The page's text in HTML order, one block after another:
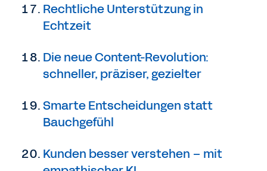
Rechtliche Unterstützung in
Echtzeit
Die neue Content-Revolution:
schneller, präziser, gezielter
Smarte Entscheidungen statt
Bauchgefühl
Kunden besser verstehen – mit